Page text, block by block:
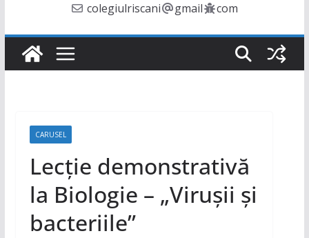
colegiulriscani
gmail com
CARUSEL
Lecție demonstrativă
la Biologie – „Virușii și
bacteriile”